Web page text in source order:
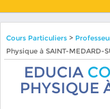
Cours Particuliers>
Physique à SAINT-MEDARD-
EDUCIA
PHYSIQUE